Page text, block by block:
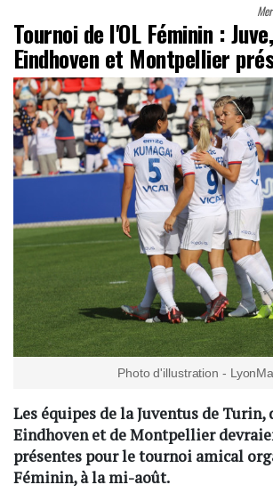
Tournoi de l'OL Féminin :
Eindhoven et Montpellier
Photo d'illustration -
Les équipes de la Juventus de Turin,
Eindhoven et de Montpellier
présentes pour le tournoi amical
Féminin, à la mi-août.